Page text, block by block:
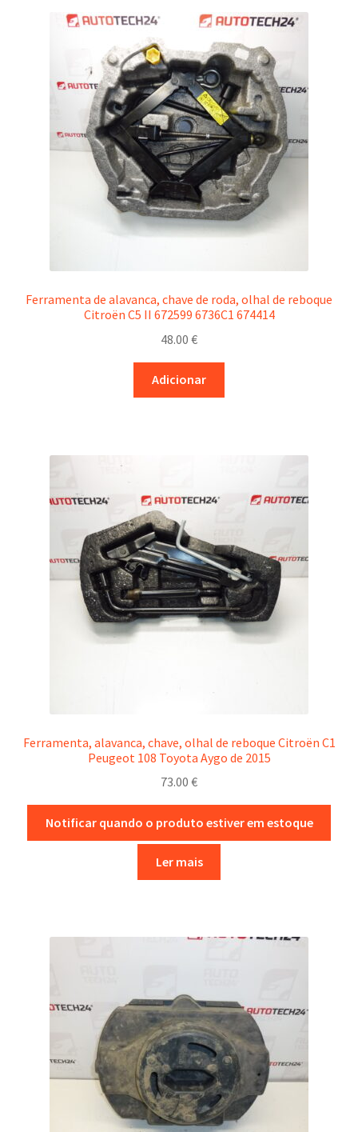
Ferramenta de alavanca, chave de roda, olhal de reboque
Citroën C5 II 672599 6736C1 674414
48.00 €
Adicionar
Ferramenta, alavanca, chave, olhal de reboque Citroën C1
Peugeot 108 Toyota Aygo de 2015
73.00 €
Notificar quando o produto estiver em estoque
Ler mais